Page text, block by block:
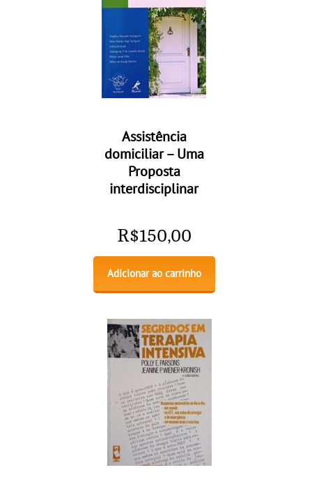
Assistência
domiciliar – Uma
Proposta
interdisciplinar
R$150,00
Adicionar ao carrinho